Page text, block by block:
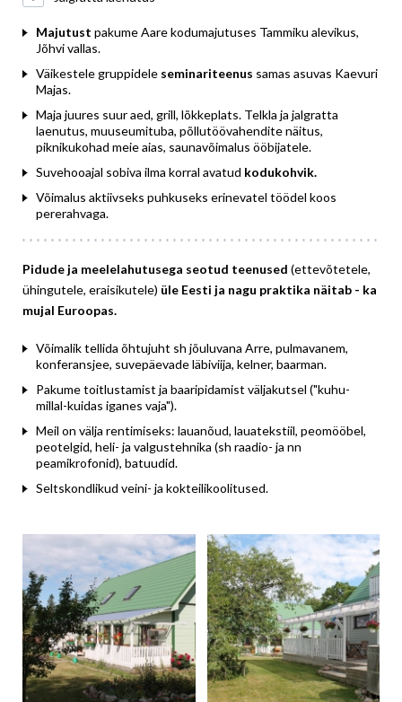
Majutust pakume Aare kodumajutuses Tammiku alevikus,
Jõhvi vallas.
Väikestele gruppidele seminariteenus samas asuvas Kaevuri
Majas.
Maja juures suur aed, grill, lõkkeplats. Telkla ja jalgratta
laenutus, muuseumituba, põllutöövahendite näitus,
piknikukohad meie aias, saunavõimalus ööbijatele.
Suvehooajal sobiva ilma korral avatud kodukohvik.
Võimalus aktiivseks puhkuseks erinevatel töödel koos
pererahvaga.
Pidude ja meelelahutusega seotud teenused (ettevõtetele,
ühingutele, eraisikutele) üle Eesti ja nagu praktika näitab - ka
mujal Euroopas.
Võimalik tellida õhtujuht sh jõuluvana Arre, pulmavanem,
konferansjee, suvepäevade läbiviija, kelner, baarman.
Pakume toitlustamist ja baaripidamist väljakutsel ("kuhu-
millal-kuidas iganes vaja").
Meil on välja rentimiseks: lauanõud, lauatekstiil, peomööbel,
peotelgid, heli- ja valgustehnika (sh raadio- ja nn
peamikrofonid), batuudid.
Seltskondlikud veini- ja kokteilikoolitused.